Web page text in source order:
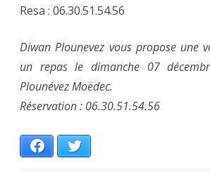
Resa : 06.30.51.54.56
Diwan Plounevez vous propose une
un repas le dimanche 07
Plounévez Moëdec.
Réservation : 06.30.51.54.56
Facebook